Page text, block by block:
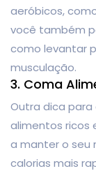
aeróbicos,
você também
como levantar
musculação.
3. Coma
Outra dica
alimentos ricos
a manter o seu
calorias mais